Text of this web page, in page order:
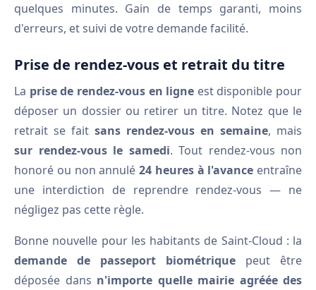
quelques minutes. Gain de temps garanti, moins
d'erreurs, et suivi de votre demande facilité.
Prise de rendez-vous et retrait du titre
La prise de rendez-vous en ligne est disponible pour
déposer un dossier ou retirer un titre. Notez que le
retrait se fait sans rendez-vous en semaine, mais
sur rendez-vous le samedi. Tout rendez-vous non
honoré ou non annulé 24 heures à l'avance entraîne
une interdiction de reprendre rendez-vous — ne
négligez pas cette règle.
Bonne nouvelle pour les habitants de Saint-Cloud : la
demande de passeport biométrique peut être
déposée dans n'importe quelle mairie agréée des